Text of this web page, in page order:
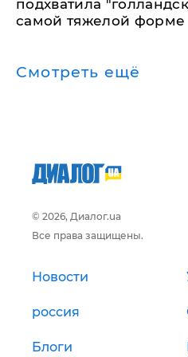
подхватила
самой тяжелой форме
Смотреть ещё
© 2026, Диалог.ua
Все права защищены.
Новости
россия
Блоги